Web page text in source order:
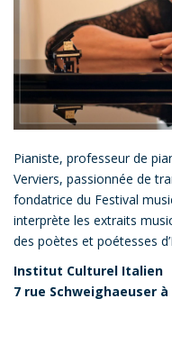
Pianiste, professeur de
Verviers, passionnée de
fondatrice du Festival
interprète les extraits
des poètes et poétesses
Institut Culturel Italien
7 rue Schweighaeuser